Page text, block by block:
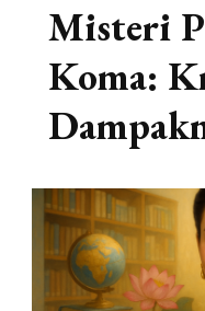
Misteri
Koma: